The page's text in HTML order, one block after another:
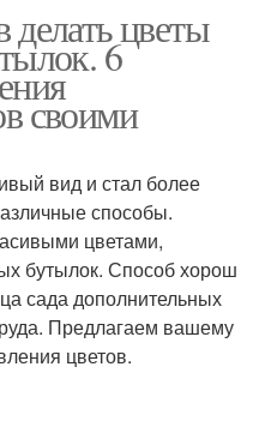
цветы
6
своими
вид и стал более
способы.
цветами,
бутылок. Способ хорош
сада дополнительных
Предлагаем вашему
цветов.